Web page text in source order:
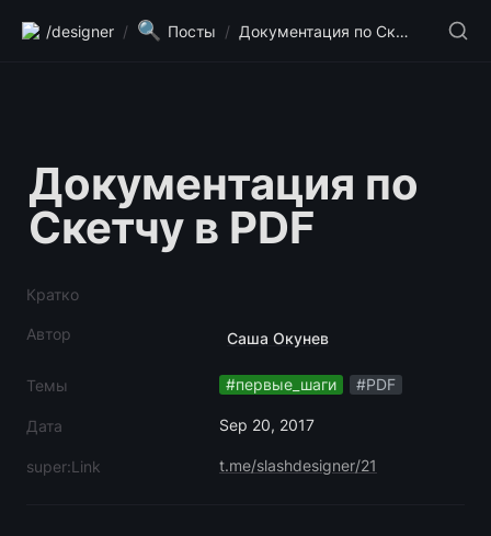
/designer / 🔍 Посты / Документация по Скетчу в PDF
Документация по
Скетчу в PDF
Кратко
Автор Саша Окунев
Темы #первые_шаги #PDF
Дата Sep 20, 2017
super:Link t.me/slashdesigner/21